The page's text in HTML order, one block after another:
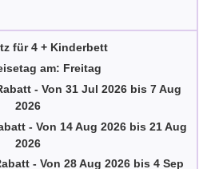
für 4 + Kinderbett
am: Freitag
- Von 31 Jul 2026 bis 7 Aug
2026
- Von 14 Aug 2026 bis 21 Aug
2026
- Von 28 Aug 2026bis 4 Sep